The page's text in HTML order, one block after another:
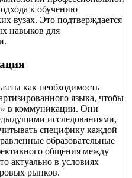
к обучению
вузах. Это подтверждается
навыков для
как необходимость
языка, чтобы
в коммуникации. Они
исследованиями,
специфику каждой
образовательные
общения между
актуально в условиях
рынков.